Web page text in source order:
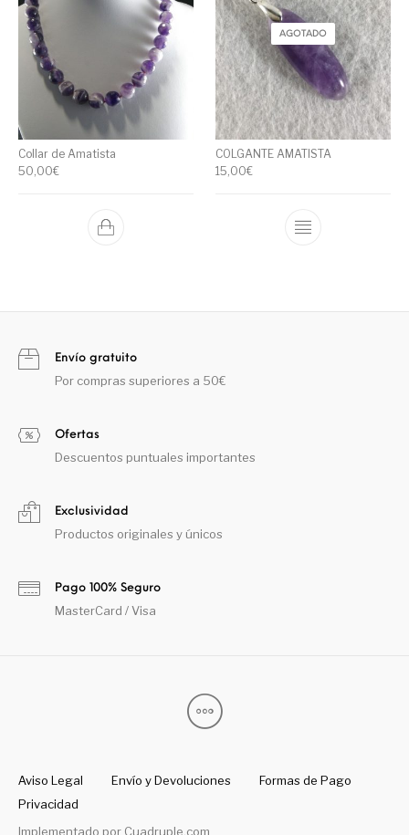
Collar de Amatista
50,00€
AGOTADO
COLGANTE AMATISTA
15,00€
Envío gratuito
Por compras superiores a 50€
Ofertas
Descuentos puntuales importantes
Exclusividad
Productos originales y únicos
Pago 100% Seguro
MasterCard / Visa
Aviso Legal Envío y Devoluciones
Formas de Pago
Privacidad
Implementado por Cuadruple.com